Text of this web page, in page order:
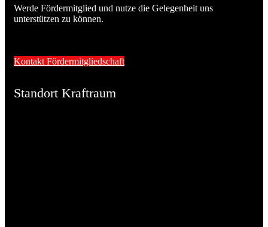
Werde Fördermitglied und nutze die Gelegenheit uns
unterstützen zu können.
Kontakt Fördermitgliedschaft
Standort Kraftraum